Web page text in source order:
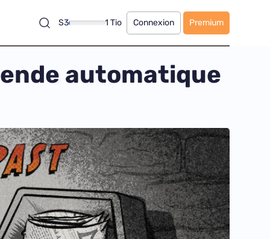
S3 1 Tio Connexion Premium
automatique